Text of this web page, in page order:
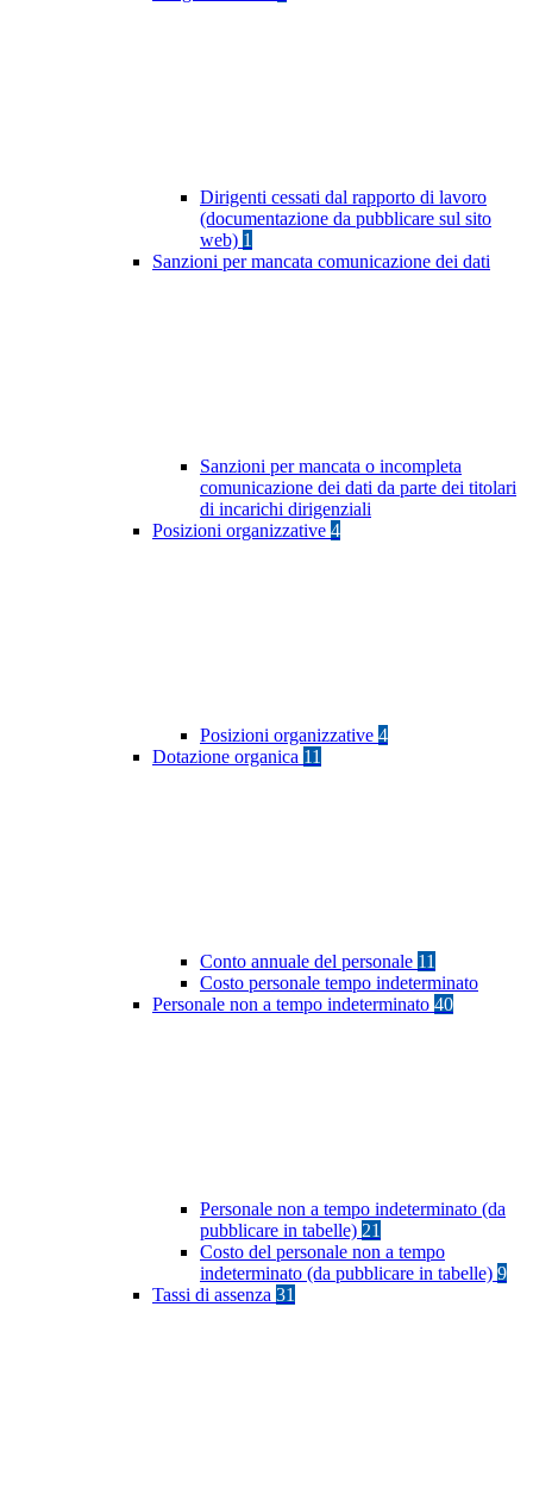
Dirigenti cessati dal rapporto di lavoro
(documentazione da pubblicare sul sito
web) 1
Sanzioni per mancata comunicazione dei dati
Sanzioni per mancata o incompleta
comunicazione dei dati da parte dei titolari
di incarichi dirigenziali
Posizioni organizzative 4
Posizioni organizzative 4
Dotazione organica 11
Conto annuale del personale 11
Costo personale tempo indeterminato
Personale non a tempo indeterminato 40
Personale non a tempo indeterminato (da
pubblicare in tabelle) 21
Costo del personale non a tempo
indeterminato (da pubblicare in tabelle) 9
Tassi di assenza 31